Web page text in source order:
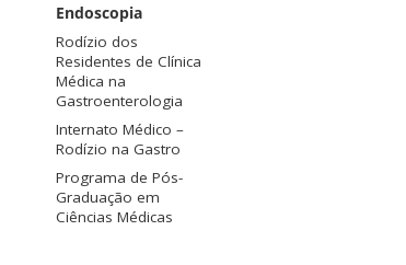
Endoscopia
Rodízio dos
Residentes de Clínica
Médica na
Gastroenterologia
Internato Médico –
Rodízio na Gastro
Programa de Pós-
Graduação em
Ciências Médicas